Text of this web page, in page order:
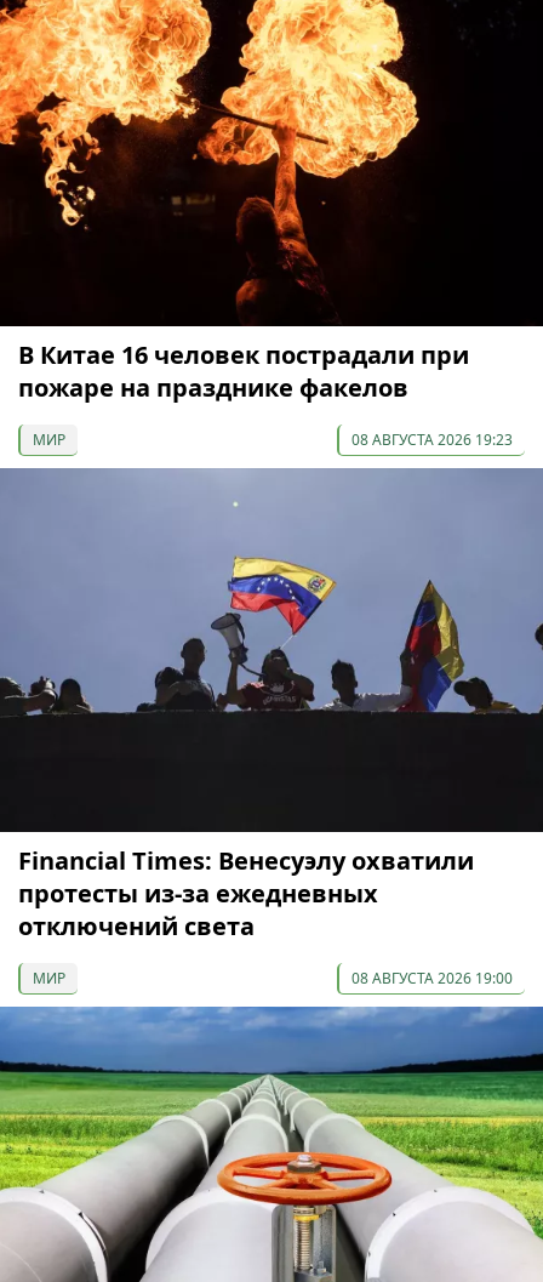
В Китае 16 человек пострадали при
пожаре на празднике факелов
МИР 08 АВГУСТА 2026 19:23
Financial Times: Венесуэлу охватили
протесты из-за ежедневных
отключений света
МИР 08 АВГУСТА 2026 19:00